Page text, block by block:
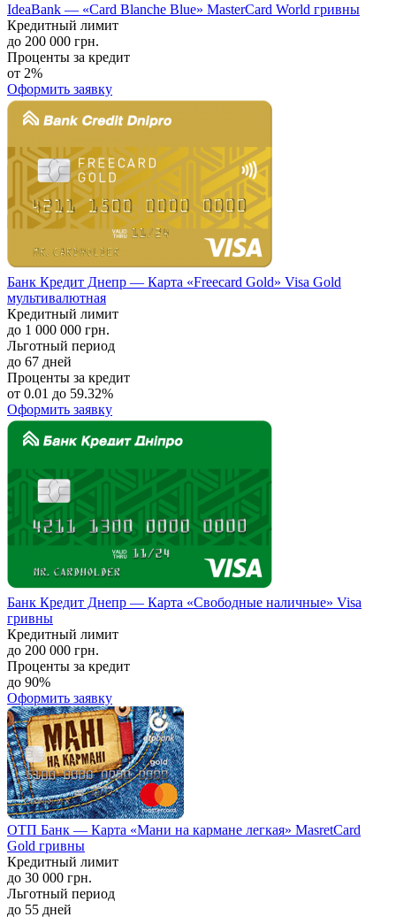
IdeaBank — «Card Blanche Blue» MasterCard World гривны
Кредитный лимит
до 200 000 грн.
Проценты за кредит
от 2%
Оформить заявку
Банк Кредит Днепр — Карта «Freecard Gold» Visa Gold
мультивалютная
Кредитный лимит
до 1 000 000 грн.
Льготный период
до 67 дней
Проценты за кредит
от 0.01 до 59.32%
Оформить заявку
Банк Кредит Днепр — Карта «Свободные наличные» Visa
гривны
Кредитный лимит
до 200 000 грн.
Проценты за кредит
до 90%
Оформить заявку
ОТП Банк — Карта «Мани на кармане легкая» MasretCard
Gold гривны
Кредитный лимит
до 30 000 грн.
Льготный период
до 55 дней